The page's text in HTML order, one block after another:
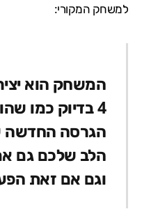
למשחק המקורי:
המשחק הוא
הגרסה החדשה
הלב שלכם גם
וגם אם זאת